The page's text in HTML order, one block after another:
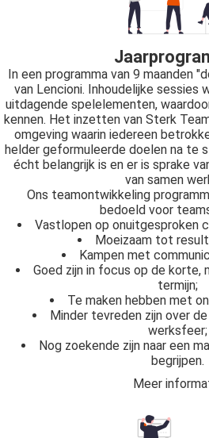
In een programma van 9 maanden
van Lencioni. Inhoudelijke sessies
uitdagende spelelementen,
kennen. Het inzetten van Sterk
omgeving waarin iedereen
helder geformuleerde doelen na te
écht belangrijk is en er is sprake
van samen
Ons teamontwikkeling
bedoeld voor
Vastlopen op onuitgesproken
Moeizaam tot
Kampen met
Goed zijn in focus op de korte,
termijn;
Te maken hebben met
Minder tevreden zijn over
werksfeer;
Nog zoekende zijn naar een
begrijpen.
Meer